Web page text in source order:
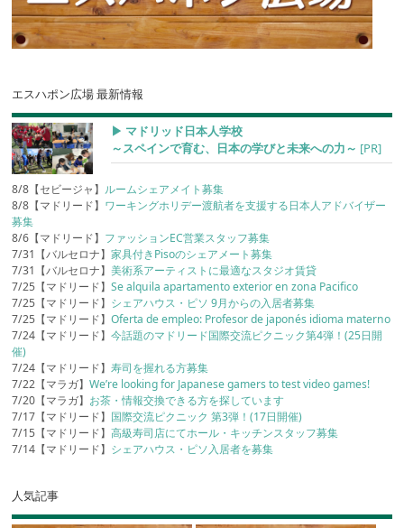
エスハポン広場 最新情報
▶︎ マドリッド日本人学校
～スペインで育む、日本の学びと未来への力～ [PR]
8/8【セビージャ】 ルームシェアメイト募集
8/8【マドリード】 ワーキングホリデー渡航者を支援する日本人アドバイザー
募集
8/6【マドリード】 ファッションEC営業スタッフ募集
7/31【バルセロナ】家具付きPisoのシェアメート募集
7/31【バルセロナ】美術系アーティストに最適なスタジオ賃貸
7/25【マドリード】Se alquila apartamento exterior en zona Pacifico
7/25【マドリード】 シェアハウス・ピソ 9月からの入居者募集
7/25【マドリード】Oferta de empleo: Profesor de japonés idioma materno
7/24【マドリード】今話題のマドリード国際交流ピクニック第4弾！(25日開
催)
7/24【マドリード】寿司を握れる方募集
7/22【マラガ】We’re looking for Japanese gamers to test video games!
7/20【マラガ】 お茶・情報交換できる方を探しています
7/17【マドリード】 国際交流ピクニック 第3弾！(17日開催)
7/15【マドリード】高級寿司店にてホール・キッチンスタッフ募集
7/14【マドリード】 シェアハウス・ピソ入居者を募集
人気記事